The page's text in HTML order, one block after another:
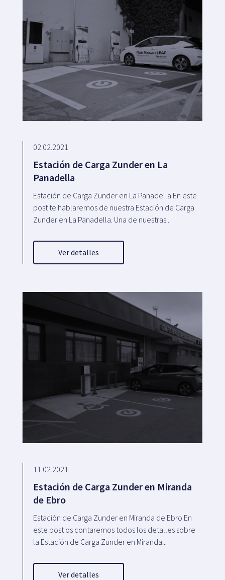
02.02.2021
Estación de Carga Zunder en La
Panadella
Estación de Carga Zunder en La Panadella En este
post te hablaremos de nuestra Estación de Carga
Zunder en La Panadella. Una de nuestras...
Ver detalles
11.02.2021
Estación de Carga Zunder en Miranda
de Ebro
Estación de Carga Zunder en Miranda de Ebro En
este post os contaremos todos los detalles sobre
la Estación de Carga Zunder en Miranda...
Ver detalles